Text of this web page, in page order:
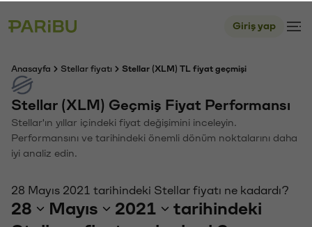
Giriş yap
Anasayfa Stellar fiyatı Stellar (XLM) TL fiyat geçmişi
Stellar (XLM) Geçmiş Fiyat Performansı
Stellar'ın yıllar içindeki fiyat değişimini inceleyin.
Performansını ve tarihindeki önemli dönüm noktalarını daha
iyi analiz edin.
28 Mayıs 2021 tarihindeki Stellar fiyatı ne kadardı?
28 Mayıs 2021
tarihindeki